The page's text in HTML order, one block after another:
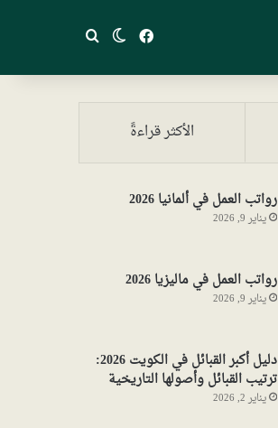
فيسبوكالوضع المظلم
بحث عن
الأكثر قراءةً
رواتب العمل في ألمانيا 2026
يناير 9, 2026
رواتب العمل في ماليزيا 2026
يناير 9, 2026
دليل أكبر القبائل في الكويت 2026:
ترتيب القبائل وأصولها التاريخية
يناير 2, 2026